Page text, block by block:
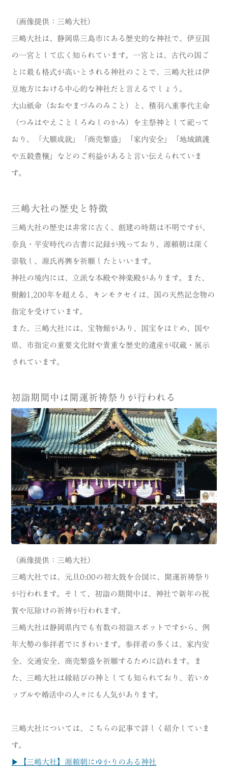
（画像提供：三嶋大社）
三嶋大社は、静岡県三島市にある歴史的な神社で、伊豆国
の一宮として広く知られています。一宮とは、古代の国ご
とに最も格式が高いとされる神社のことで、三嶋大社は伊
豆地方における中心的な神社だと言えるでしょう。
大山祇命（おおやまづみのみこと）と、積羽八重事代主命
（つみはやえことしろぬしのかみ）を主祭神として祀って
おり、「大願成就」「商売繁盛」「家内安全」「地域鎮護
や五穀豊穣」などのご利益があると言い伝えられていま
す。
三嶋大社の歴史と特徴
三嶋大社の歴史は非常に古く、創建の時期は不明ですが、
奈良・平安時代の古書に記録が残っており、源頼朝は深く
崇敬し、源氏再興を祈願したといいます。
神社の境内には、立派な本殿や神楽殿があります。また、
樹齢1,200年を超える、キンモクセイは、国の天然記念物の
指定を受けています。
また、三嶋大社には、宝物館があり、国宝をはじめ、国や
県、市指定の重要文化財や貴重な歴史的遺産が収蔵・展示
されています。
初詣期間中は開運祈祷祭りが行われる
（画像提供：三嶋大社）
三嶋大社では、元旦0:00の初太鼓を合図に、開運祈祷祭り
が行われます。そして、初詣の期間中は、神社で新年の祝
賀や厄除けの祈祷が行われます。
三嶋大社は静岡県内でも有数の初詣スポットですから、例
年大勢の参拝者でにぎわいます。参拝者の多くは、家内安
全、交通安全、商売繁盛を祈願するために訪れます。ま
た、三嶋大社は縁結びの神としても知られており、若いカ
ップルや婚活中の人々にも人気があります。
三嶋大社については、こちらの記事で詳しく紹介していま
す。
▶【三嶋大社】源頼朝にゆかりのある神社